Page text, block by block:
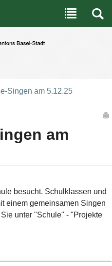
Singen am 5.12.25
am
besucht. Schulklassen und
einem gemeinsamen Singen
unter "Schule" - "Projekte